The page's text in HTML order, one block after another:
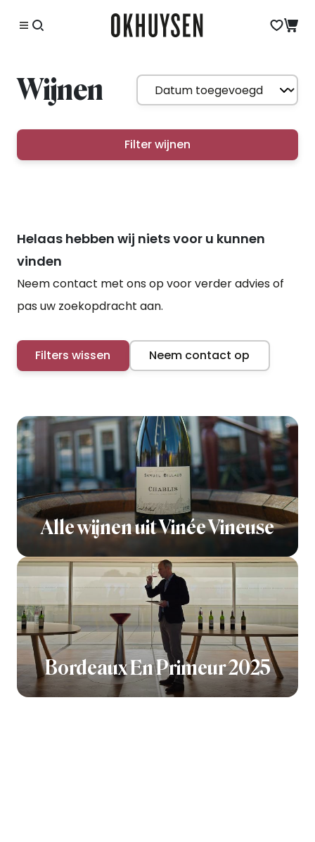
Wijnen
Filter wijnen
Helaas hebben wij niets voor u kunnen
vinden
Neem contact met ons op voor verder advies of
pas uw zoekopdracht aan.
Filters wissen Neem contact op
Alle wijnen uit Vinée Vineuse
Bordeaux En Primeur 2025